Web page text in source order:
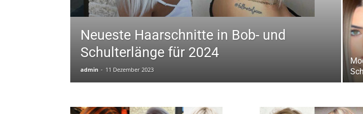
Neueste Haarschnitte in Bob- und
Schulterlänge für 2024
admin - 11 Dezember 2023